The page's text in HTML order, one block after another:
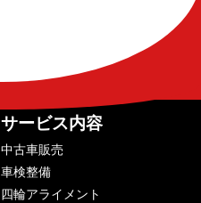
サービス内容
中古車販売
車検整備
四輪アライメント